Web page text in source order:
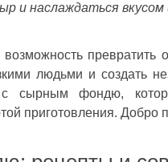
и наслаждаться
превратить
людьми и создать
с сырным фондю,
приготовления. Добро